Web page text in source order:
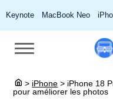
Keynote MacBook Neo
> iPhone > iPhone 18
pour améliorer les photos